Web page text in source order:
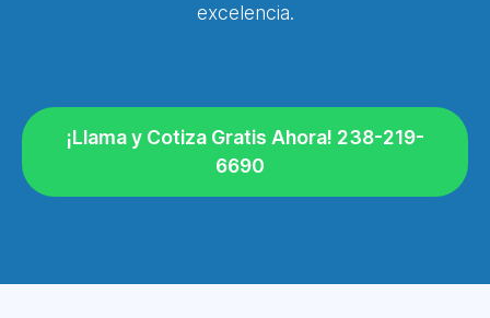
excelencia.
¡Llama y Cotiza Gratis Ahora! 238-219-
6690